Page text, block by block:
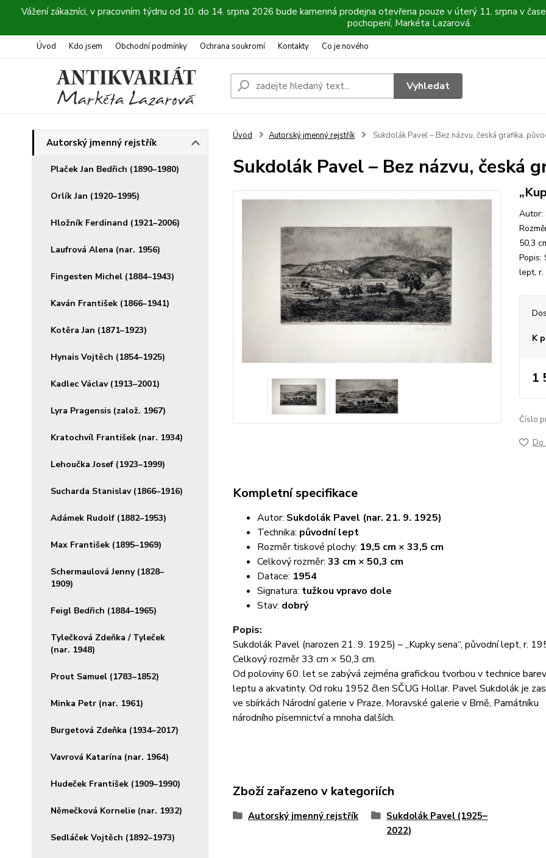
Vážení zákazníci, v pracovním týdnu od 10. do 14. srpna 2026 bude kamenná prodejna otevřena pouze v úterý 11. srpna v
pochopení, Markéta Lazarová.
Úvod Kdo jsem Obchodní podmínky Ochrana soukromí Kontakty Co je nového
Vyhledat
Autorský jmenný rejstřík
Plaček Jan Bedřich (1890–1980)
Orlík Jan (1920–1995)
Hložník Ferdinand (1921–2006)
Laufrová Alena (nar. 1956)
Fingesten Michel (1884–1943)
Kaván František (1866–1941)
Kotěra Jan (1871–1923)
Hynais Vojtěch (1854–1925)
Kadlec Václav (1913–2001)
Lyra Pragensis (založ. 1967)
Kratochvíl František (nar. 1934)
Lehoučka Josef (1923–1999)
Sucharda Stanislav (1866–1916)
Adámek Rudolf (1882–1953)
Max František (1895–1969)
Schermaulová Jenny (1828–
1909)
Feigl Bedřich (1884–1965)
Tylečková Zdeňka / Tyleček
(nar. 1948)
Prout Samuel (1783–1852)
Minka Petr (nar. 1961)
Burgetová Zdeňka (1934–2017)
Vavrová Katarína (nar. 1964)
Hudeček František (1909–1990)
Němečková Kornelie (nar. 1932)
Sedláček Vojtěch (1892–1973)
Úvod Autorský jmenný rejstřík Sukdolák Pavel – Bez názvu, česká grafika,
Sukdolák Pavel – Bez názvu, česká
Autor:
50,3
Popis:
lept, r.
K
1
Číslo
Do
Kompletní specifikace
Autor: Sukdolák Pavel (nar. 21. 9. 1925)
Technika: původní lept
Rozměr tiskové plochy: 19,5 cm × 33,5 cm
Celkový rozměr: 33 cm × 50,3 cm
Datace: 1954
Signatura: tužkou vpravo dole
Stav: dobrý
Popis:
Sukdolák Pavel (narozen 21. 9. 1925) – „Kupky sena“, původní lept, r.
Celkový rozměr 33 cm × 50,3 cm.
Od poloviny 60. let se zabývá zejména grafickou tvorbou v technice
leptu a akvatinty. Od roku 1952 člen SČUG Hollar. Pavel Sukdolák je
ve sbírkách Národní galerie v Praze, Moravské galerie v Brně, Památníku
národního písemnictví a mnoha dalších.
Zboží zařazeno v kategoriích
Autorský jmenný rejstřík
Sukdolák Pavel (1925–
2022)